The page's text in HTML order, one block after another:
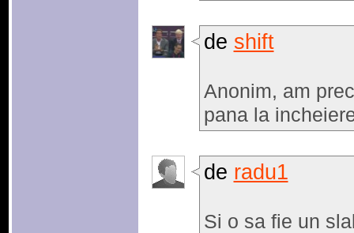
de shift
Anonim, am
pana la
de radu1
Si o sa fie un